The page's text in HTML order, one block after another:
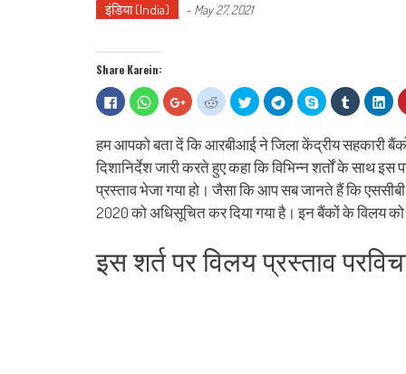
इंडिया (India) - May 27, 2021
Share Karein:
Click
to
share
Facebook
(Opens
in
new
window)
Click
to
share
WhatsApp
(Opens
in
new
window)
Click
to
share
Google+
(Opens
in
new
window)
Click
to
share
Reddit
(Opens
in
new
window)
Click
to
share
Twitter
(Opens
in
new
window)
Click
to
share
Telegram
(Opens
in
new
window)
Share
on
Skype
in
new
window)
Click
to
share
Tumblr
(Opens
in
new
window)
to
in
हम आपको बता दें कि आरबीआई ने जिला केंद्रीय सहकारी
दिशानिर्देश जारी करते हुए कहा कि विभिन्न शर्तों के साथ इस
प्रस्ताव भेजा गया हो। जैसा कि आप सब जानते हैं कि
2020 को अधिसूचित कर दिया गया है। इन बैंकों के विलय को
इस शर्त पर विलय प्रस्ताव